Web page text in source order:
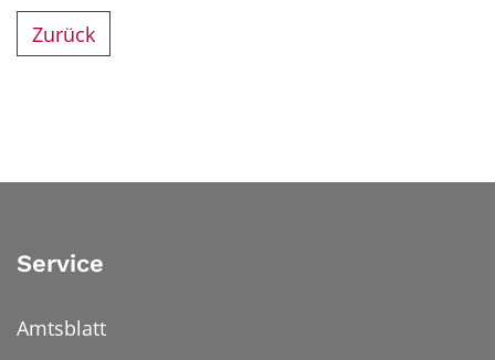
Zurück
Service
Amtsblatt